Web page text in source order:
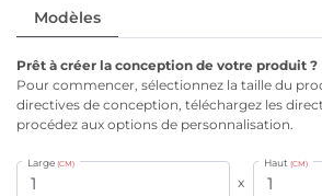
Modèles
Prêt à créer la conception de votre produit ?
Pour commencer, sélectionnez la taille du
directives de conception, téléchargez les
procédez aux options de personnalisation.
Large (CM)
x
Haut (CM)